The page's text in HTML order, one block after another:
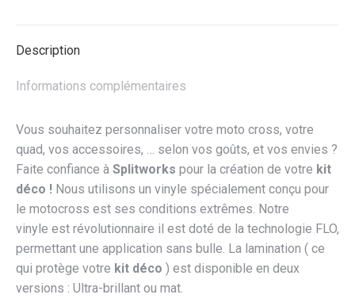
Description
Informations complémentaires
Vous souhaitez personnaliser votre moto cross, votre
quad, vos accessoires, … selon vos goûts, et vos envies ?
Faite confiance à Splitworks pour la création de votre kit
déco ! Nous utilisons un vinyle spécialement conçu pour
le motocross est ses conditions extrêmes. Notre
vinyle est révolutionnaire il est doté de la technologie FLO,
permettant une application sans bulle. La lamination ( ce
qui protège votre kit déco ) est disponible en deux
versions : Ultra-brillant ou mat.